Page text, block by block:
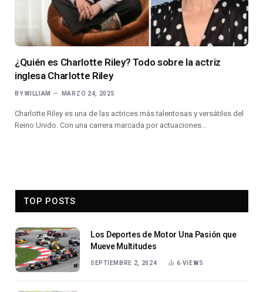
¿Quién es Charlotte Riley? Todo sobre la actriz
inglesa Charlotte Riley
BY WILLIAM MARZO 24, 2025
Charlotte Riley es una de las actrices más talentosas y versátiles del
Reino Unido. Con una carrera marcada por actuaciones…
TOP POSTS
Los Deportes de Motor Una Pasión que
Mueve Multitudes
SEPTIEMBRE 2, 2024 6 VIEWS